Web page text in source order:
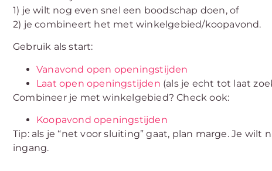
1) je wilt nog even snel een boodschap doen, of
2) je combineert het met winkelgebied/koopavond.
Gebruik als start:
Vanavond open openingstijden
Laat open openingstijden (als je echt tot laat
Combineer je met winkelgebied? Check ook:
Koopavond openingstijden
Tip: als je “net voor sluiting” gaat, plan marge. Je
ingang.